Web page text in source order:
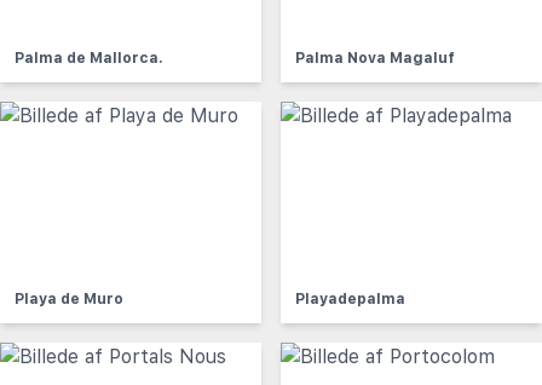
Palma de Mallorca. Palma Nova Magaluf
Playa de Muro Playadepalma